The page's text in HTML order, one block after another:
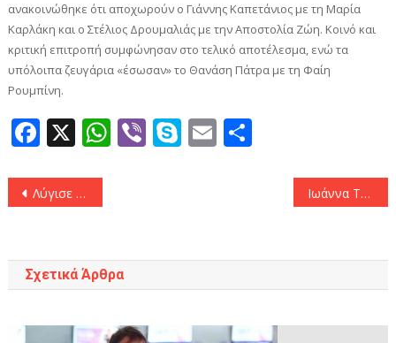
ανακοινώθηκε ότι αποχωρούν ο Γιάννης Καπετάνιος με τη Μαρία
Καρλάκη και ο Στέλιος Δρουμαλιάς με την Αποστολία Ζώη. Κοινό και
κριτική επιτροπή συμφώνησαν στο τελικό αποτέλεσμα, ενώ τα
υπόλοιπα ζευγάρια «έσωσαν» το Θανάση Πάτρα με τη Φαίη
Ρουμπίνη.
Facebook
X WhatsApp
ViberSkype
Email
Πλοήγηση
Λύγισε την Τσέλσι και «φουλάρει» για το Κύπελλο η Μάντσεστερ Σίτι (1-0) Ιωάννα Τούνη – Δημήτρης Αλεξάνδρου: Νέα βραδινή έξοδος για το ζευγάρι
Σχετικά Άρθρα